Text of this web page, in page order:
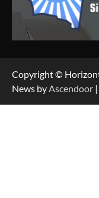
Copyright ©
News byAscendoor